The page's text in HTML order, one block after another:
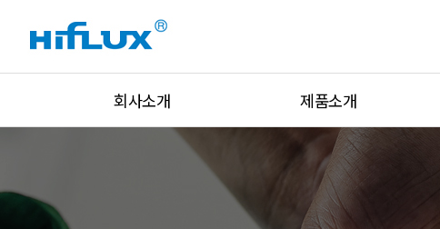
회사소개 제품소개
고압밸브
고압튜브